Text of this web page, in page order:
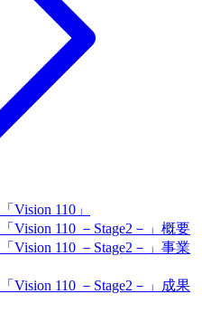
Vision 110」
Vision 110 －Stage2－」概要
Vision 110 －Stage2－」事業
Vision 110 －Stage2－」成果